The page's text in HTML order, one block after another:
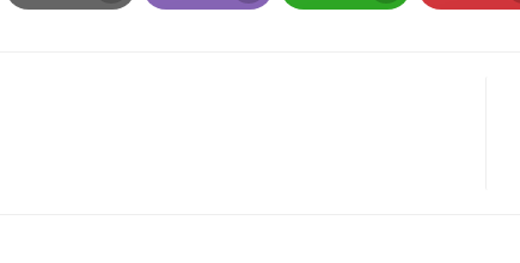
Pinterest
Whatsapp
Email
Print